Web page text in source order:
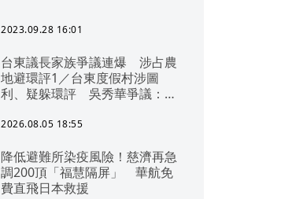
2023.09.28 16:01
台東議長家族爭議連爆 涉占農
地避環評1／台東度假村涉圖
利、疑躲環評 吳秀華爭議：概
2026.08.05 18:55
降低避難所染疫風險！慈濟再急
調200頂「福慧隔屏」 華航免
費直飛日本救援